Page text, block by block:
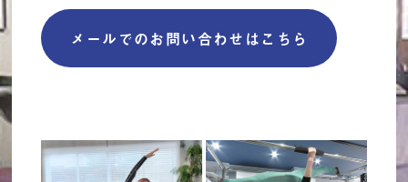
メールでのお問い合わせはこちら